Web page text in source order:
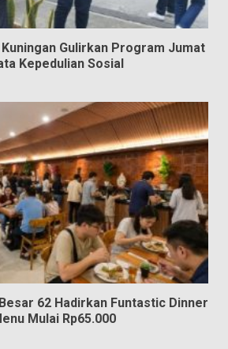
Kuningan Gulirkan Program Jumat
Kepedulian Sosial
62 Hadirkan Funtastic Dinner
Mulai Rp65.000